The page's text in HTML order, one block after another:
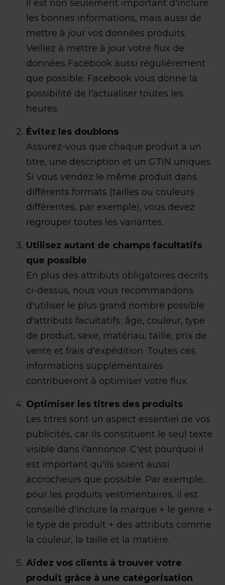
Il est non seulement important d'inclure
les bonnes informations, mais aussi de
mettre à jour vos données produits.
Veillez à mettre à jour votre flux de
données Facebook aussi régulièrement
que possible. Facebook vous donne la
possibilité de l'actualiser toutes les
heures.
Évitez les doublons
Assurez-vous que chaque produit a un
titre, une description et un GTIN uniques.
Si vous vendez le même produit dans
différents formats (tailles ou couleurs
différentes, par exemple), vous devez
regrouper toutes les variantes.
Utilisez autant de champs facultatifs
que possible
En plus des attributs obligatoires décrits
ci-dessus, nous vous recommandons
d'utiliser le plus grand nombre possible
d'attributs facultatifs : âge, couleur, type
de produit, sexe, matériau, taille, prix de
vente et frais d'expédition. Toutes ces
informations supplémentaires
contribueront à optimiser votre flux.
Optimiser les titres des produits
Les titres sont un aspect essentiel de vos
publicités, car ils constituent le seul texte
visible dans l'annonce. C'est pourquoi il
est important qu'ils soient aussi
accrocheurs que possible. Par exemple,
pour les produits vestimentaires, il est
conseillé d'inclure la marque + le genre +
le type de produit + des attributs comme
la couleur, la taille et la matière.
Aidez vos clients à trouver votre
produit grâce à une catégorisation